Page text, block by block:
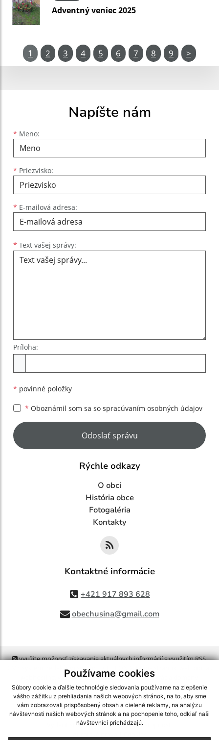
Používame cookies
Súbory cookie a ďalšie technológie sledovania používame na zlepšenie
vášho zážitku z prehliadania našich webových stránok, na to, aby sme
vám zobrazovali prispôsobený obsah a cielené reklamy, na analýzu
návštevnosti našich webových stránok a na pochopenie toho, odkiaľ naši
návštevníci prichádzajú.
Adventný veniec 2025
1 2 3 4 5 6 7 8 9 >
Napíšte nám
* Meno:
Meno
* Priezvisko:
Priezvisko
* E-mailová adresa:
E-mailová adresa
* Text vašej správy:
Príloha:
* povinné položky
* Oboznámil som sa so spracúvaním osobných údajov
Google reCaptcha Response
Odoslať správu
Rýchle odkazy
O obci
História obce
Fotogaléria
Kontakty
Kontaktné informácie
+421 917 893 628
obechusina@gmail.com
využite možnosť získavania aktuálnych informácií s využitím RSS,
CMS systém (redakčný) systém ECHELON 2, Mapa stránok
webex.digital, s.r.o.,domény,registrácia domény
spoločnosť webex.digital, s.r.o.,technický prevádzkovateľ
Posledná aktualizácia:06.08.2026
Vytlačiť stránku|Vyhlásenie o prístupnosti